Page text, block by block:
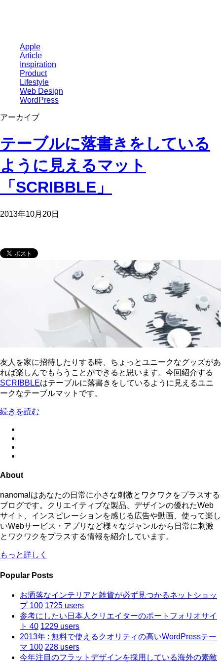
Apple
Article
Inspiration
Product
Lifestyle
Web Design
WordPress
アーカイブ
テーブルに落書きをしている
ように見えるマット
「SCRIBBLE」
2013年10月20日
友人を家に招待したりする時、ちょっとユニークなグッズがあ
れば楽しんでもらうことができると思います。今回紹介する
SCRIBBLEはテーブルに落書きをしているように見えるユニ
ークなテーブルマットです。
続きを読む
About
nanomalはあなたの日常に小さな刺激とワクワクをプラスする
ブログです。クリエイティブな製品、デザインの優れたWeb
サイト、インスピレーションを感じる広告や動画、使って楽し
いWebサービス・アプリなど様々なジャンルから日常に刺激
とワクワクをプラスする情報を紹介しています。
もっと詳しく
Popular Posts
お洒落なインテリアと雑貨が必ず見つかるネットショッ
プ 100 1725 users
参考にしたい日本人クリエイターのポートフォリオサイ
ト 40 1229 users
2013年 : 無料で使えるクオリティの高いWordPressテー
マ 100 228 users
今年注目のフラットデザインを採用している海外の素敵